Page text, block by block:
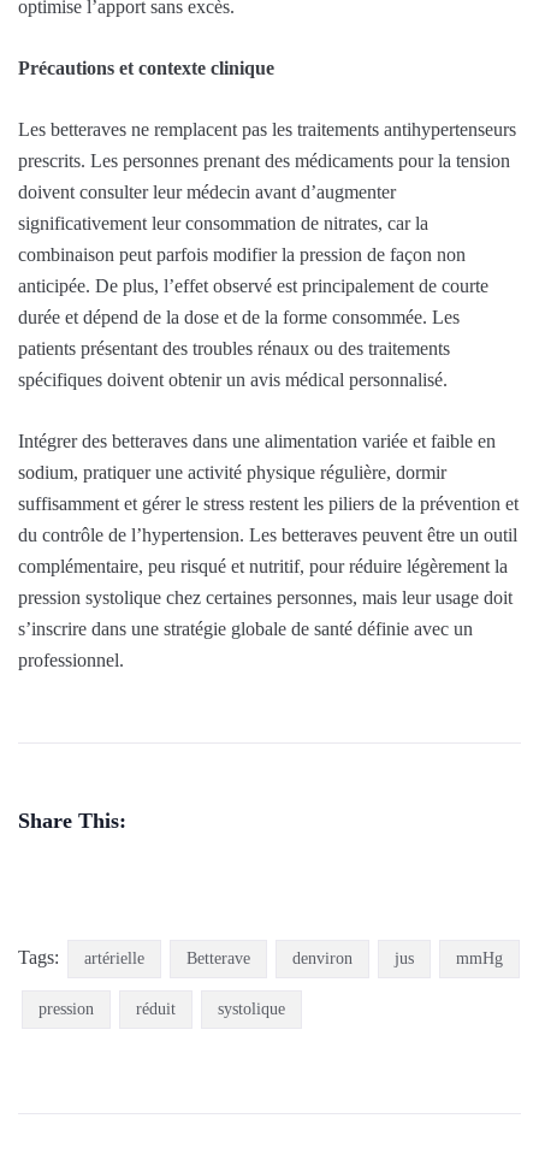
optimise l’apport sans excès.
Précautions et contexte clinique
Les betteraves ne remplacent pas les traitements antihypertenseurs
prescrits. Les personnes prenant des médicaments pour la tension
doivent consulter leur médecin avant d’augmenter
significativement leur consommation de nitrates, car la
combinaison peut parfois modifier la pression de façon non
anticipée. De plus, l’effet observé est principalement de courte
durée et dépend de la dose et de la forme consommée. Les
patients présentant des troubles rénaux ou des traitements
spécifiques doivent obtenir un avis médical personnalisé.
Intégrer des betteraves dans une alimentation variée et faible en
sodium, pratiquer une activité physique régulière, dormir
suffisamment et gérer le stress restent les piliers de la prévention et
du contrôle de l’hypertension. Les betteraves peuvent être un outil
complémentaire, peu risqué et nutritif, pour réduire légèrement la
pression systolique chez certaines personnes, mais leur usage doit
s’inscrire dans une stratégie globale de santé définie avec un
professionnel.
Share This:
Tags: artérielle Betterave denviron jus mmHg
pression réduit systolique